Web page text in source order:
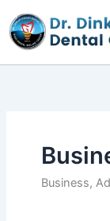
to
content
Business,